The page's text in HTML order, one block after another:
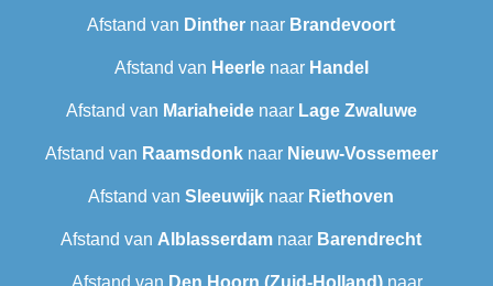
Afstand van Dinther naar Brandevoort
Afstand van Heerlenaar Handel
Afstand van Mariaheidenaar Lage Zwaluwe
Afstand van Raamsdonknaar Nieuw-Vossemeer
Afstand van Sleeuwijk naar Riethoven
Afstand van Alblasserdam naar Barendrecht
Afstand van Den Hoorn (Zuid-Holland)naar